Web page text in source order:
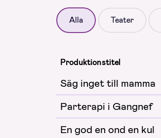
Alla Teater
Produktionstitel
Säg inget till mamma
Parterapi i Gangnef
En god en ond en kul